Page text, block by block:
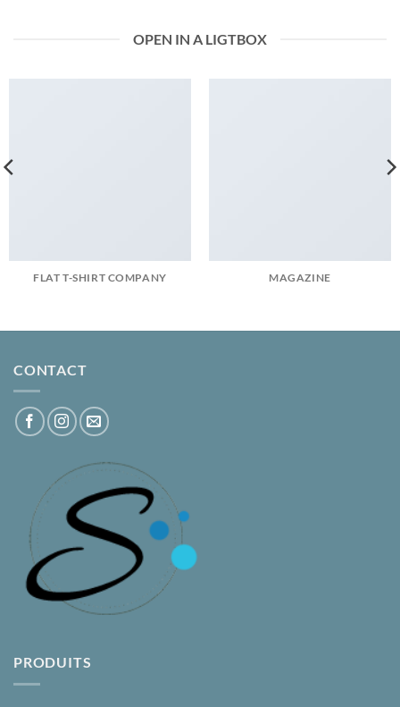
OPEN IN A LIGTBOX
FLAT T-SHIRT COMPANY MAGAZINE
CONTACT
PRODUITS